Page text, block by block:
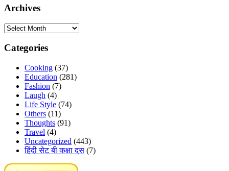
Archives
Archives
Categories
Cooking (37)
Education (281)
Fashion (7)
Laugh (4)
Life Style (74)
Others (11)
Thoughts (91)
Travel (4)
Uncategorized (443)
हिंदी सेट बी कक्षा दस (7)